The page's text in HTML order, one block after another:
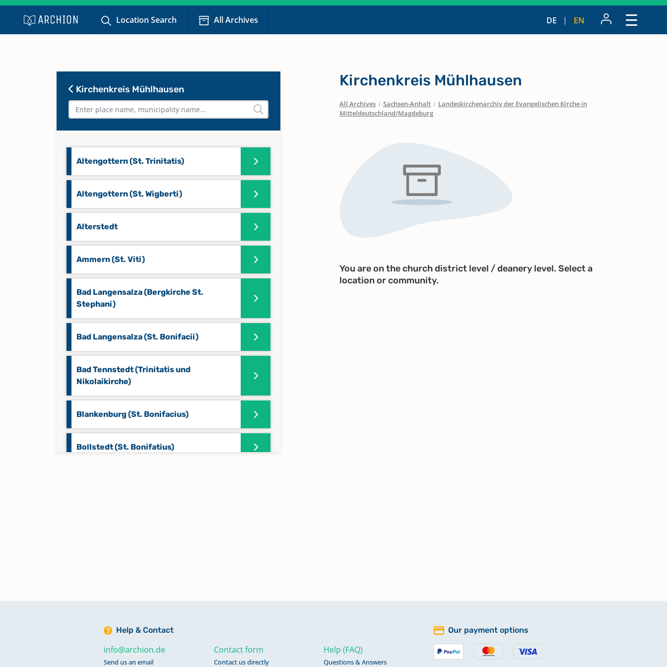
Location Search All Archives DE EN
Kirchenkreis Mühlhausen
Altengottern (St. Trinitatis)
Altengottern (St. Wigberti)
Alterstedt
Ammern (St. Viti)
Bad Langensalza (Bergkirche St.
Stephani)
Bad Langensalza (St. Bonifacii)
Bad Tennstedt (Trinitatis und
Nikolaikirche)
Blankenburg (St. Bonifacius)
Bollstedt (St. Bonifatius)
Kirchenkreis Mühlhausen
All Archives / Sachsen-Anhalt / Landeskirchenarchiv der Evangelischen Kirche in
Mitteldeutschland/Magdeburg
You are on the church district level / deanery level. Select a
location or community.
Help & Contact
info@archion.de
Send us an email
Contact form
Contact us directly
Help (FAQ)
Questions & Answers
Our payment options